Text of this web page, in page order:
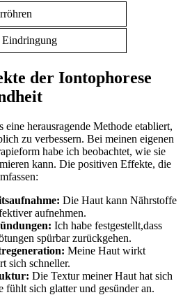
Eindringung
der Iontophorese
‌eine herausragende Methode etabliert,
zu verbessern. Bei meinen eigenen
habe ich beobachtet, wie sie
kann. Die positiven Effekte,‌ die
Die Haut kann Nährstoffe
aufnehmen.
Ich habe festgestellt,dass
​spürbar zurückgehen.
Meine Haut wirkt
sich schneller.
Die Textur meiner Haut hat sich
fühlt sich glatter und gesünder an.